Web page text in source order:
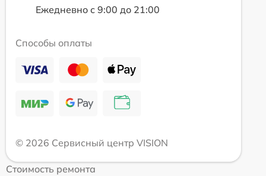
Ежедневно с 9:00 до 21:00
Способы оплаты
© 2026 Сервисный центр VISION
Стоимость ремонта